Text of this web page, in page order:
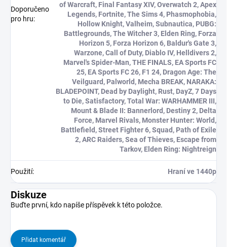
Doporučeno
pro hru:
of Warcraft, Final Fantasy XIV, Overwatch 2, Apex
Legends, Fortnite, The Sims 4, Phasmophobia,
Hollow Knight, Valheim, Subnautica, PUBG:
Battlegrounds, The Witcher 3, Elden Ring, Forza
Horizon 5, Forza Horizon 6, Baldur's Gate 3,
Warzone, Call of Duty, Diablo IV, Helldivers 2,
Marvel's Spider-Man, THE FINALS, EA Sports FC
25, EA Sports FC 26, F1 24, Dragon Age: The
Veilguard, Palworld, Mecha BREAK, NARAKA:
BLADEPOINT, Dead by Daylight, Rust, DayZ, 7 Days
to Die, Satisfactory, Total War: WARHAMMER III,
Mount & Blade II: Bannerlord, Destiny 2, Delta
Force, Marvel Rivals, Monster Hunter: World,
Battlefield, Street Fighter 6, Squad, Path of Exile
2, ARC Raiders, Sea of Thieves, Escape from
Tarkov, Elden Ring: Nightreign
Použití: Hraní ve 1440p
Diskuze
Buďte první, kdo napíše příspěvek k této položce.
Přidat komentář